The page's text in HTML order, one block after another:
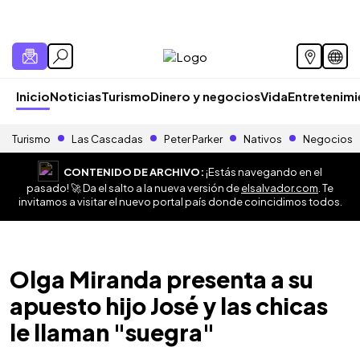
InicioNoticiasTurismoDinero y negociosVida
Turismo Las Cascadas Peter Parker Nativos Negocios
CONTENIDO DE ARCHIVO:¡Estás navegando en el
pasado! 🚀 Da el salto a la nueva versión deelsalvador.com . Te
invitamos a visitar el nuevo portal país donde coincidimos todos.
Olga Miranda presenta a su
apuesto hijo José y las chicas
le llaman "suegra"